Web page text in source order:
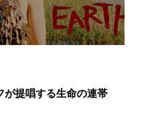
が提唱する生命の連帯